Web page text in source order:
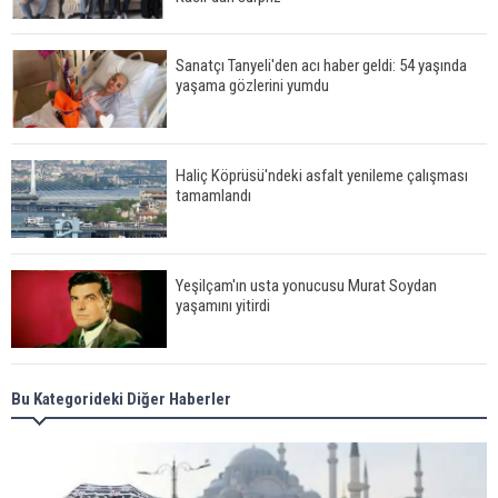
Sanatçı Tanyeli'den acı haber geldi: 54 yaşında
yaşama gözlerini yumdu
Haliç Köprüsü'ndeki asfalt yenileme çalışması
tamamlandı
Yeşilçam'ın usta yonucusu Murat Soydan
yaşamını yitirdi
Meral Akşener ile Müsavat Dervişoğlu cenazede
görüntülendi
Bu Kategorideki Diğer Haberler